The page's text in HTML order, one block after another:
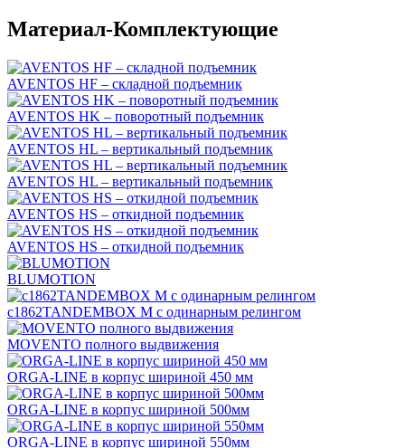
Материал-Комплектующие
AVENTOS HF – складной подъемник
AVENTOS HK – поворотный подъемник
AVENTOS HL – вертикальный подъемник
AVENTOS HL – вертикальный подъемник
AVENTOS HS – откидной подъемник
AVENTOS HS – откидной подъемник
BLUMOTION
c1862TANDEMBOX М с одинарным релингом
MOVENTO полного выдвижения
ORGA-LINE в корпус шириной 450 мм
ORGA-LINE в корпус шириной 500мм
ORGA-LINE в корпус шириной 550мм